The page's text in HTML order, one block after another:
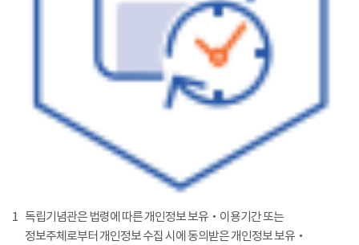
1 독립기념관은 법령에 따른 개인정보 보유‧이용기간 또는
정보주체로부터 개인정보 수집 시에 동의받은 개인정보 보유‧